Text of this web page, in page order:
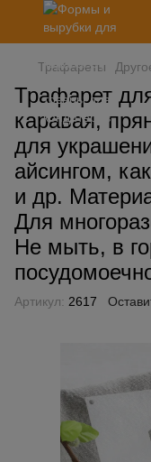
Трафареты
Трафарет
каравая,
для
айсингом,
и др.
Для
Не мыть, в
Артикул: 2617